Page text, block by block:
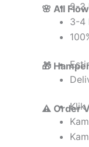
🌸 All 2-3
3-4
🎁
⚠️ OrderKlik